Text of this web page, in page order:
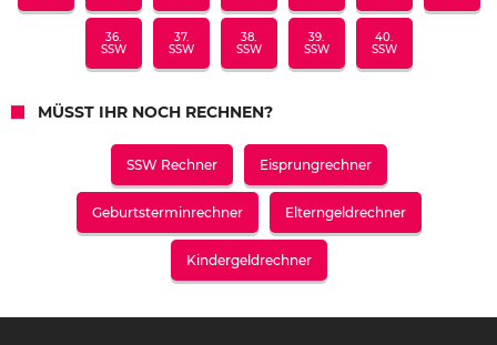
36.
SSW
37.
SSW
38.
SSW
39.
SSW
40.
SSW
MÜSST IHR NOCH RECHNEN?
SSW Rechner Eisprungrechner
Geburtsterminrechner Elterngeldrechner
Kindergeldrechner